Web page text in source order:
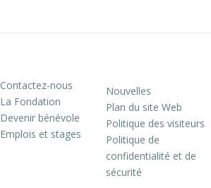
Contactez-nous
La Fondation
Devenir bénévole
Emplois et stages
Nouvelles
Plan du site Web
Politique des visiteurs
Politique de
confidentialité et de
sécurité